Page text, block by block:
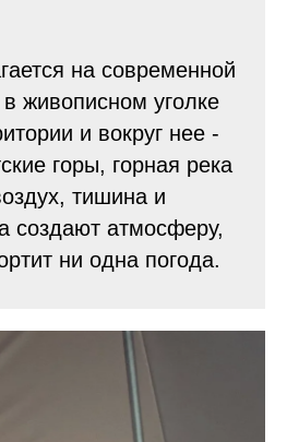
на современной
живописном уголке
и вокруг нее -
горы, горная река
тишина и
создают атмосферу,
ни одна погода.